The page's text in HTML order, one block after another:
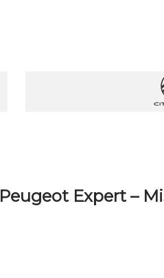
Peugeot Expert –